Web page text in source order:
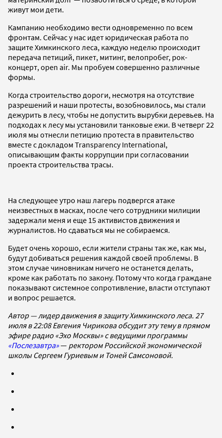
живут мои дети.
Кампанию необходимо вести одновременно по всем
фронтам. Сейчас у нас идет юридическая работа по
защите Химкинского леса, каждую неделю происходит
передача петиций, пикет, митинг, велопробег, рок-
концерт, open air. Мы пробуем совершенно различные
формы.
Когда строительство дороги, несмотря на отсутствие
разрешений и наши протесты, возобновилось, мы стали
дежурить в лесу, чтобы не допустить вырубки деревьев. На
подходах к лесу мы установили танковые ежи. В четверг 22
июля мы отнесли петицию протеста в правительство
вместе с докладом Transparency International,
описывающим факты коррупции при согласовании
проекта строительства трасы.
На следующее утро наш лагерь подвергся атаке
неизвестных в масках, после чего сотрудники милиции
задержали меня и еще 15 активистов движения и
журналистов. Но сдаваться мы не собираемся.
Будет очень хорошо, если жители страны так же, как мы,
будут добиваться решения каждой своей проблемы. В
этом случае чиновникам ничего не останется делать,
кроме как работать по закону. Потому что когда граждане
показывают системное сопротивление, власти отступают
и вопрос решается.
Автор — лидер движения в защиту Химкинского леса. 27
июля в 22:08 Евгения Чирикова обсудит эту тему в прямом
эфире радио «Эхо Москвы» с ведущими программы
«Послезавтра»— ректором Российской экономической
школы Сергеем Гуриевым и Тоней Самсоновой.